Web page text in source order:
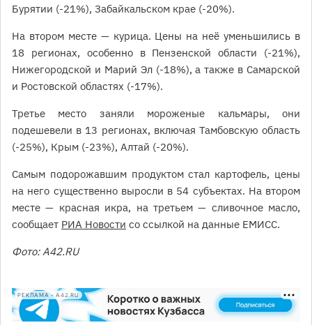
Бурятии (-21%), Забайкальском крае (-20%).
На втором месте — курица. Цены на неё уменьшились в
18 регионах, особенно в Пензенской области (-21%),
Нижегородской и Марий Эл (-18%), а также в Самарской
и Ростовской областях (-17%).
Третье место заняли мороженые кальмары, они
подешевели в 13 регионах, включая Тамбовскую область
(-25%), Крым (-23%), Алтай (-20%).
Самым подорожавшим продуктом стал картофель, цены
на него существенно выросли в 54 субъектах. На втором
месте — красная икра, на третьем — сливочное масло,
сообщает РИА Новости со ссылкой на данные ЕМИСС.
Фото: А42.RU
РЕКЛАМА • A42.RU